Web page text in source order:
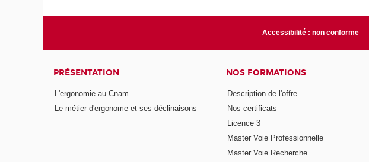
Accessibilité : non conforme
PRÉSENTATION
L'ergonomie au Cnam
Le métier d'ergonome et ses déclinaisons
NOS FORMATIONS
Description de l'offre
Nos certificats
Licence 3
Master Voie Professionnelle
Master Voie Recherche